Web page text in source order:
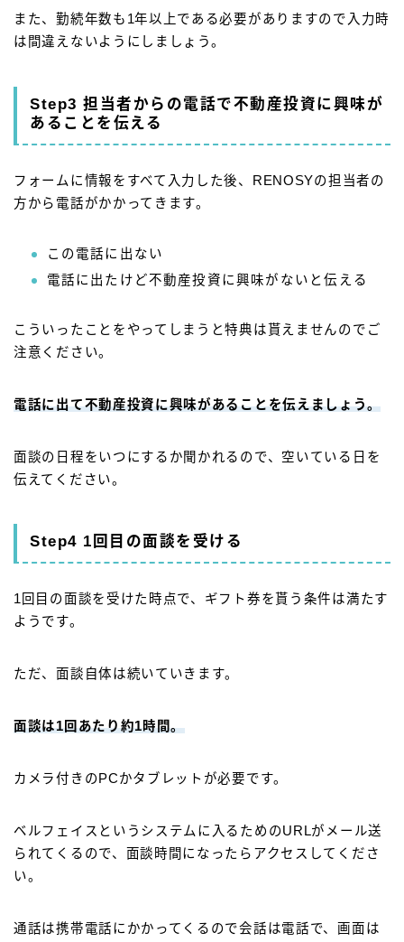
また、勤続年数も1年以上である必要がありますので入力時
は間違えないようにしましょう。
Step3 担当者からの電話で不動産投資に興味が
あることを伝える
フォームに情報をすべて入力した後、RENOSYの担当者の
方から電話がかかってきます。
この電話に出ない
電話に出たけど不動産投資に興味がないと伝える
こういったことをやってしまうと特典は貰えませんのでご
注意ください。
電話に出て不動産投資に興味があることを伝えましょう。
面談の日程をいつにするか聞かれるので、空いている日を
伝えてください。
Step4 1回目の面談を受ける
1回目の面談を受けた時点で、ギフト券を貰う条件は満たす
ようです。
ただ、面談自体は続いていきます。
面談は1回あたり約1時間。
カメラ付きのPCかタブレットが必要です。
ベルフェイスというシステムに入るためのURLがメール送
られてくるので、面談時間になったらアクセスしてくださ
い。
通話は携帯電話にかかってくるので会話は電話で、画面は